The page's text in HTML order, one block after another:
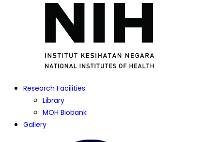
Research Facilities
Library
MOH Biobank
Gallery